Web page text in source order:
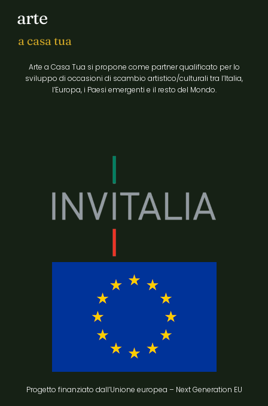
arte
a casa tua
Arte a Casa Tua si propone come partner qualificato per lo
sviluppo di occasioni di scambio artistico/culturali tra l’Italia,
l’Europa, i Paesi emergenti e il resto del Mondo.
Progetto finanziato dall’Unione europea – Next Generation EU